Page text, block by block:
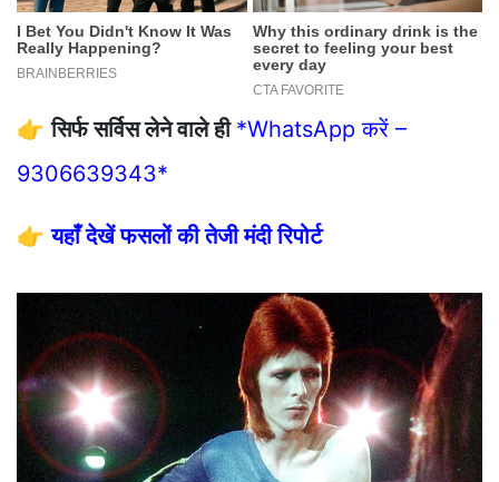
👉सिर्फ सर्विस लेने वाले ही *WhatsApp करें –
9306639343*
👉यहाँ देखें फसलों की तेजी मंदी रिपोर्ट